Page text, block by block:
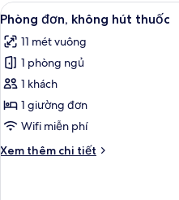
Xem
tất
cả
ảnh
Phòng
đơn,
không
thuốc
13
Phòng đơn, không hút thuốc
11 mét vuông
1 phòng ngủ
1 khách
1 giường đơn
Wifi miễn phí
Xem thêm chi tiết
Chi